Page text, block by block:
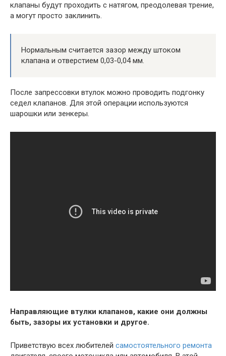
клапаны будут проходить с натягом, преодолевая трение,
а могут просто заклинить.
Нормальным считается зазор между штоком
клапана и отверстием 0,03-0,04 мм.
После запрессовки втулок можно проводить подгонку
седел клапанов. Для этой операции используются
шарошки или зенкеры.
Направляющие втулки клапанов, какие они должны
быть, зазоры их установки и другое.
Приветствую всех любителей самостоятельного ремонта